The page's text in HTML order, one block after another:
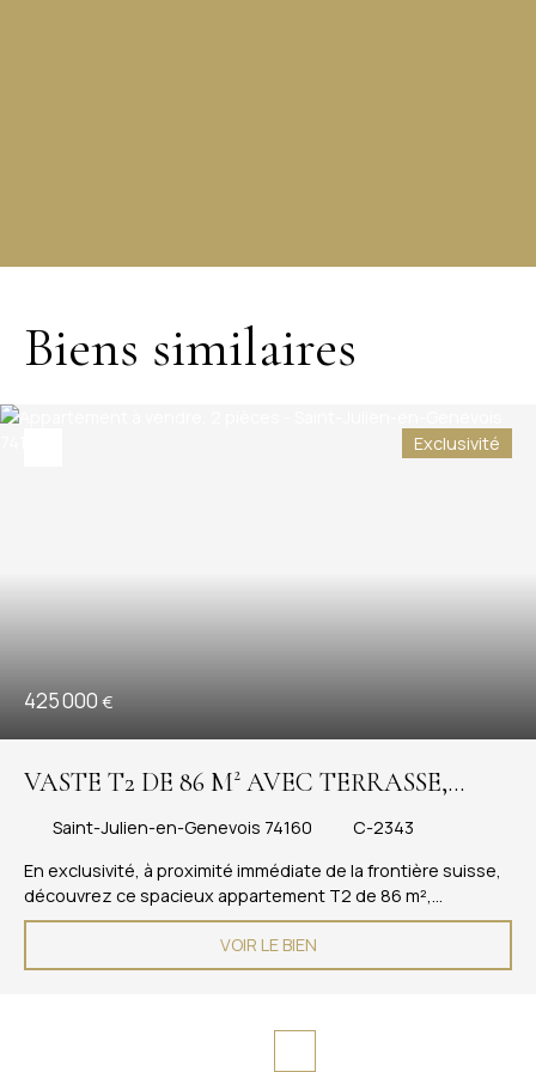
Biens similaires
425 000 €
Exclusivité
VASTE T2 DE 86 M² AVEC TERRASSE,
GARAGE ET CAVE, PROCHE FRONTIÈRE
SUISSE
Saint-Julien-en-Genevois 74160
C-2343
En exclusivité, à proximité immédiate de la frontière suisse,
découvrez ce spacieux appartement T2 de 86 m²,
facilement transformable en T3, situé en rez-de-chaussée
d'une copropriété haut de gamme avec piscine et tennis, au
calme et sécurisée. Particulièrement lumineux,
VOIR LE BIEN